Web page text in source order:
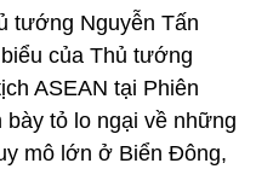
tướng Nguyễn Tấn
của Thủ tướng
ASEAN tại Phiên
bày tỏ lo ngại về những
mô lớn ở Biển Đông,